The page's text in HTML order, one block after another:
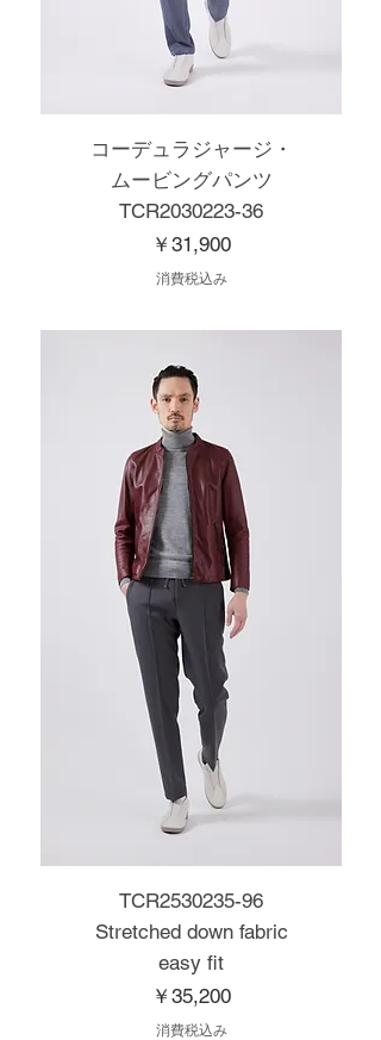
コーデュラジャージ・
ムービングパンツ
TCR2030223-36
価格
￥31,900
消費税込み
TCR2530235-96
Stretched down fabric
easy fit
価格
￥35,200
消費税込み